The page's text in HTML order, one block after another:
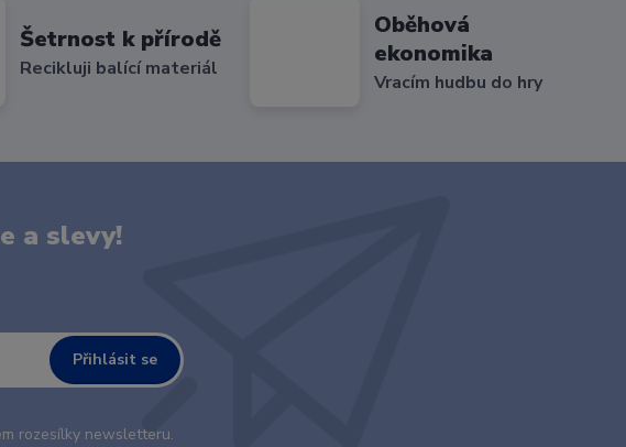
Šetrnost k přírodě
Recikluji balící materiál
Oběhová
ekonomika
Vracím hudbu do hry
a slevy!
Přihlásit se
rozesílky newsletteru.